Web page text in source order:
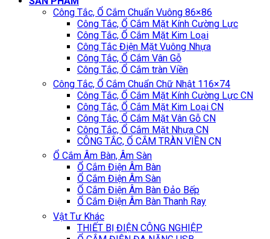
Công Tắc, Ổ Cắm Chuẩn Vuông 86×86
Công Tắc, Ổ Cắm Mặt Kính Cường Lực
Công Tắc, Ổ Cắm Mặt Kim Loại
Công Tắc Điện Mặt Vuông Nhựa
Công Tắc, Ổ Cắm Vân Gỗ
Công Tắc, Ổ Cắm tràn Viền
Công Tắc, Ổ Cắm Chuẩn Chữ Nhật 116×74
Công Tắc, Ổ Cắm Mặt Kính Cường Lực CN
Công Tắc, Ổ Cắm Mặt Kim Loại CN
Công Tắc, Ổ Cắm Mặt Vân Gỗ CN
Công Tắc, Ổ Cắm Mặt Nhựa CN
CÔNG TẮC, Ổ CẮM TRÀN VIỀN CN
Ổ Cắm Âm Bàn, Âm Sàn
Ổ Cắm Điện Âm Bàn
Ổ Cắm Điện Âm Sàn
Ổ Cắm Điện Âm Bàn Đảo Bếp
Ổ Cắm Điện Âm Bàn Thanh Ray
Vật Tư Khác
THIẾT BỊ ĐIỆN CÔNG NGHIỆP